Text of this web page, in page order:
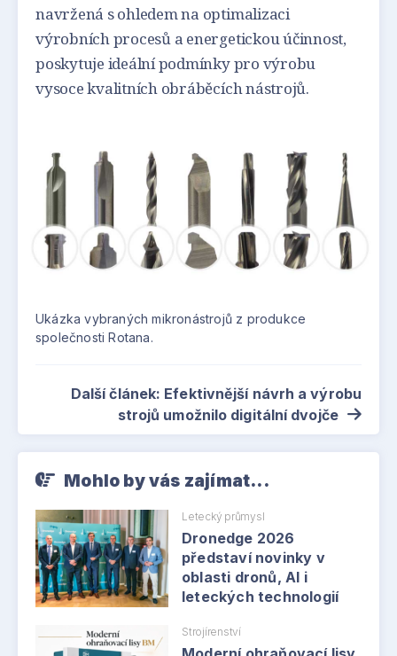
navržená s ohledem na optimalizaci
výrobních procesů a energetickou účinnost,
poskytuje ideální podmínky pro výrobu
vysoce kvalitních obráběcích nástrojů.
Ukázka vybraných mikronástrojů z produkce
společnosti Rotana.
Další článek: Efektivnější návrh a výrobu
strojů umožnilo digitální dvojče
Mohlo by vás zajímat...
Letecký průmysl
Dronedge 2026
představí novinky v
oblasti dronů, AI i
leteckých technologií
Strojírenství